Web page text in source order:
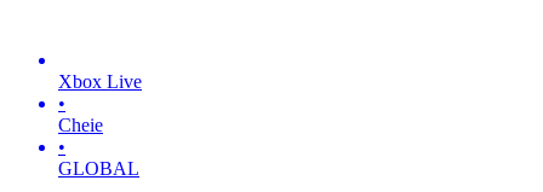
Xbox Live
•
Cheie
•
GLOBAL